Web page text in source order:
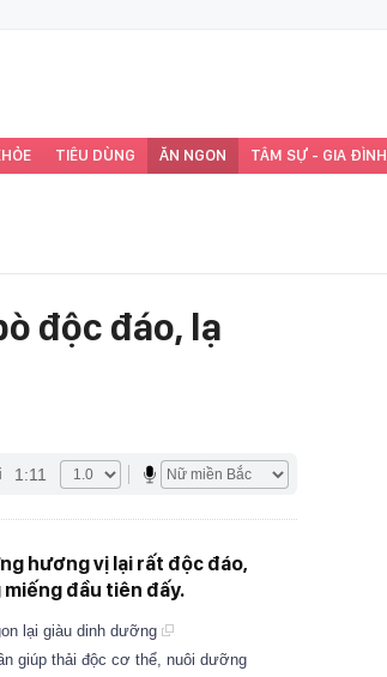
TIÊU DÙNG ĂN NGON TÂM SỰ - GIA ĐÌNH
độc đáo, lạ
1:11
hương vị lại rất độc đáo,
đầu tiên đấy.
lại giàu dinh dưỡng
giúp thải độc cơ thể, nuôi dưỡng